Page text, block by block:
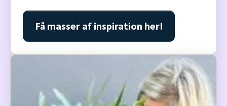
Få masser af inspiration her!